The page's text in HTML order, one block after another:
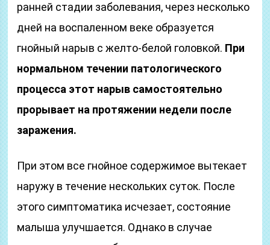
ранней стадии заболевания, через несколько
дней на воспаленном веке образуется
гнойный нарыв с желто-белой головкой. При
нормальном течении патологического
процесса этот нарыв самостоятельно
прорывает на протяжении недели после
заражения.
При этом все гнойное содержимое вытекает
наружу в течение нескольких суток. После
этого симптоматика исчезает, состояние
малыша улучшается. Однако в случае